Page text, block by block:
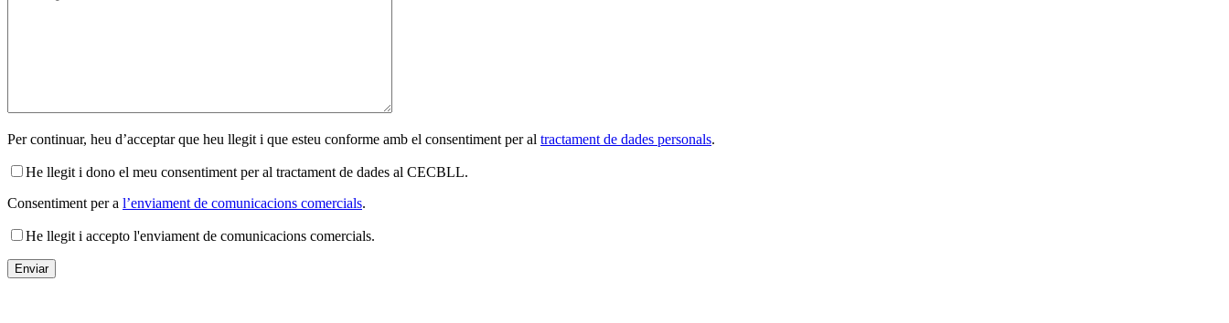
Per continuar, heu d’acceptar que heu llegit i que esteu conforme amb el consentiment per al tractament de dades personals.
He llegit i dono el meu consentiment per al tractament de dades al CECBLL.
Consentiment per a l’enviament de comunicacions comercials.
He llegit i accepto l'enviament de comunicacions comercials.